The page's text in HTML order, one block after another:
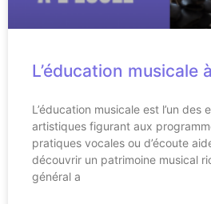
L’éducation musicale
L’éducation musicale est l’un des
artistiques figurant aux
pratiques vocales ou d’écoute
découvrir un patrimoine musical
général a